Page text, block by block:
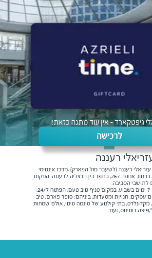
גיפטקארד - אין עוד מתנה כזאת!
לרכישה
רעננה
רעננה (לשעבר מול הפארק) ,מרכז אינטימי
ונגיש הנמצא ברחוב אחוזה 267, בתפר בין הרצליה לרעננה. המקום
לתושבי הסביבה.
7.
עסקים, חנויות ומסעדות, ביניהם: סופר פארם, טיב
בתי קולנוע של סינמה סיטי, אולם שמחות
דומינוס, ועוד.